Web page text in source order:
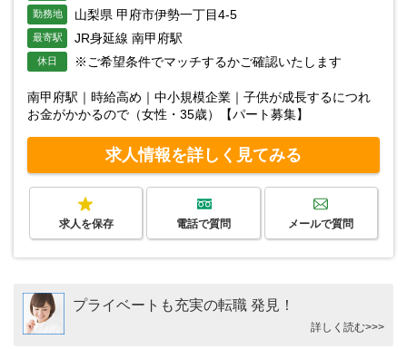
勤務地 山梨県 甲府市伊勢一丁目4-5
最寄駅 JR身延線 南甲府駅
休日 ※ご希望条件でマッチするかご確認いたします
南甲府駅｜時給高め｜中小規模企業｜子供が成長するにつれ
お金がかかるので（女性・35歳）【パート募集】
求人情報を詳しく見てみる
求人を保存 電話で質問 メールで質問
プライベートも充実の転職 発見！
詳しく読む>>>